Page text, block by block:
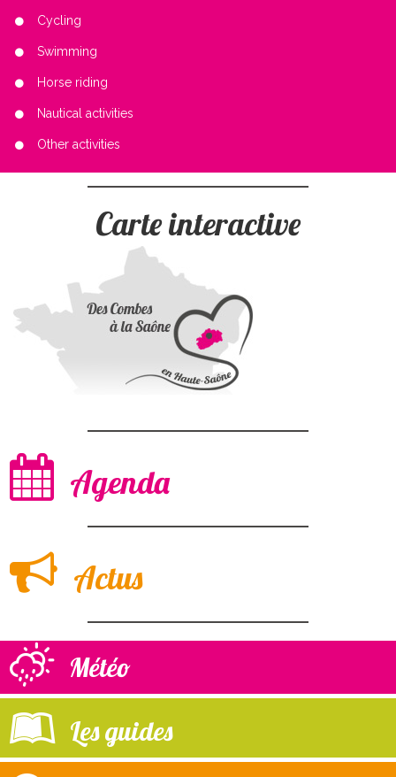
Cycling
Swimming
Horse riding
Nautical activities
Other activities
Carte interactive
Agenda
Actus
Météo
Les guides